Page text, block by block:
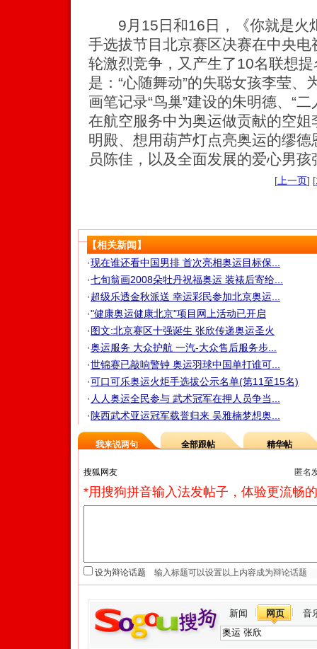
9月15日和16日，《你就是火
手选拔节目北京赛区决赛在中央
轮激烈竞争，又产生了10名联想
是：“心随舞动”的失聪女孩李莹、
画笔记录“鸟巢”建设的朱明德、“
在航空服务中为奥运做贡献的空
明殿、想用葫芦灯点亮奥运的缪
员陈佳，以及全面发展的爱心男孩
[ 上一页] [
【相关新闻】
·现在谁还看中国男排 首次亮相奥运目标保...
·七旬翁画2008朵牡丹祝福奥运 装裱后寄给...
·超级乐透金秋派送 幸运彩民参加北京奥运...
·"健康奥运健康北京"项目网上活动已开启
·图文:北京赛区十强诞生 张欣传递奥运圣火
·奥运服务 大众护航 一汽-大众售后服务步...
·世锦赛已敲响警钟 奥运羽球中国单打谁可...
·可口可乐奥运火炬手选拔公示名单(第11至15名)
· 人人奥运全民参与 武术冠军在押人员争当...
· 陕西武术亚运冠军载誉归来 吴雅楠梦想奥...
我来说两句 全部跟帖 精华帖
匿名
*用搜狗拼音输入法发帖子，体验更流畅
设为辩论话题
新闻 网页 音